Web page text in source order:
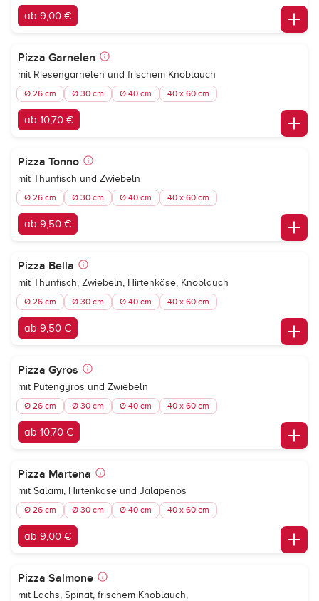
ab 9,00 €
Pizza Garnelen
mit Riesengarnelen und frischem Knoblauch
Ø 26 cm Ø 30 cm Ø 40 cm 40 x 60 cm
ab 10,70 €
Pizza Tonno
mit Thunfisch und Zwiebeln
Ø 26 cm Ø 30 cm Ø 40 cm 40 x 60 cm
ab 9,50 €
Pizza Bella
mit Thunfisch, Zwiebeln, Hirtenkäse, Knoblauch
Ø 26 cm Ø 30 cm Ø 40 cm 40 x 60 cm
ab 9,50 €
Pizza Gyros
mit Putengyros und Zwiebeln
Ø 26 cm Ø 30 cm Ø 40 cm 40 x 60 cm
ab 10,70 €
Pizza Martena
mit Salami, Hirtenkäse und Jalapenos
Ø 26 cm Ø 30 cm Ø 40 cm 40 x 60 cm
ab 9,00 €
Pizza Salmone
mit Lachs, Spinat, frischem Knoblauch,